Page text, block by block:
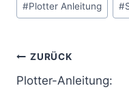
#Plotter Anleitung #
ZURÜCK
Plotter-Anleitung: